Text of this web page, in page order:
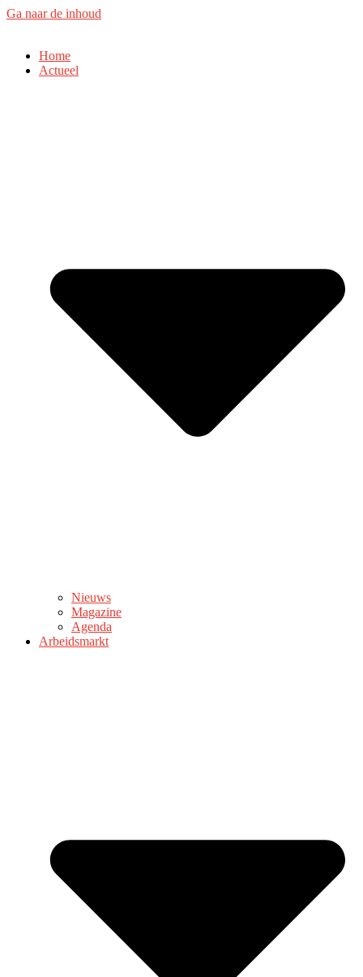
Ga naar de inhoud
Home
Actueel
Nieuws
Magazine
Agenda
Arbeidsmarkt